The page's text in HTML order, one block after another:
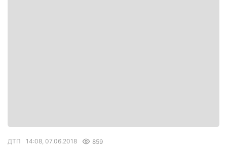
ДТП 14:08, 07.06.2018 859